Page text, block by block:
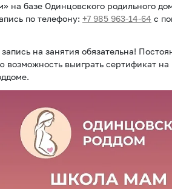
на базе Одинцовского родильного
по телефону: +7 985 963-14-64 с
на занятия обязательна!
возможность выиграть сертификат на